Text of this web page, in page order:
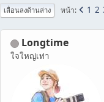
เลื่อนลงด้านล่าง หน้า 1 2
Longtime
ใจใหญ่เท่า